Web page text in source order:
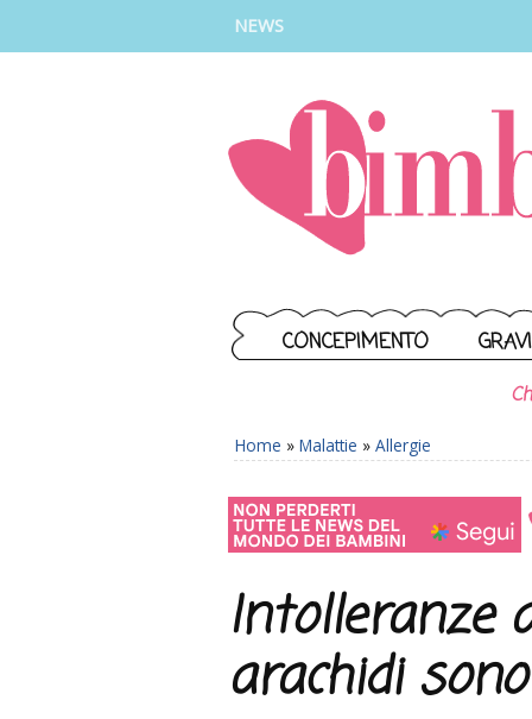
NEWS
CONCEPIMENTO
Home » Malattie » Allergie
Intolleranze
arachidi